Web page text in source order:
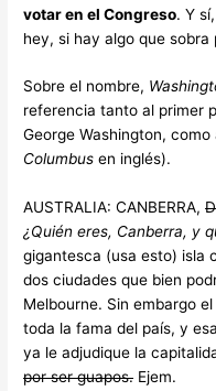
votar en el Congreso. Y
hey, si hay algo que
Sobre el nombre,
referencia tanto al primer
George Washington,
Columbus en inglés).
AUSTRALIA: CANBERRA,
¿Quién eres, Canberra, y
gigantesca (usa esto) isla
dos ciudades que bien
Melbourne. Sin embargo
toda la fama del país, y
ya le adjudique la
por ser guapos. Ejem.